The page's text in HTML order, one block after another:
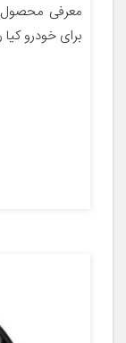
معرفی
برای خودرو کیا ریو